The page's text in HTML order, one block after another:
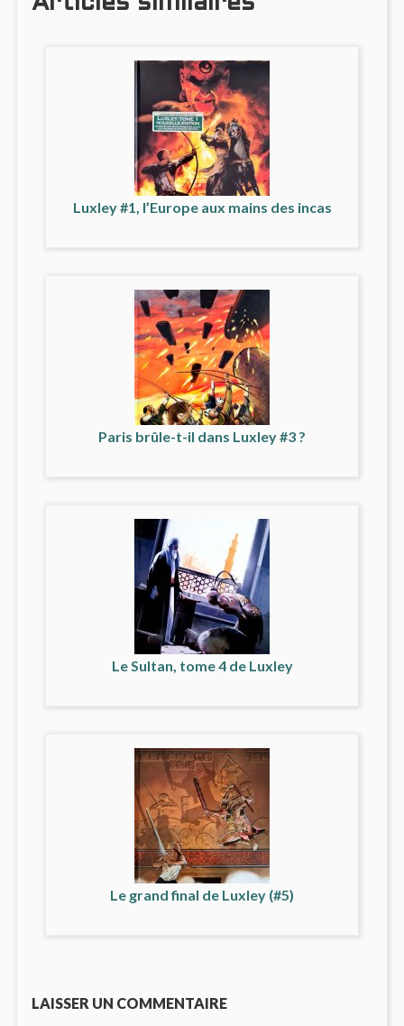
Luxley #1, l’Europe aux mains des incas
Paris brûle-t-il dans Luxley #3 ?
Le Sultan, tome 4 de Luxley
Le grand final de Luxley (#5)
LAISSER UN COMMENTAIRE